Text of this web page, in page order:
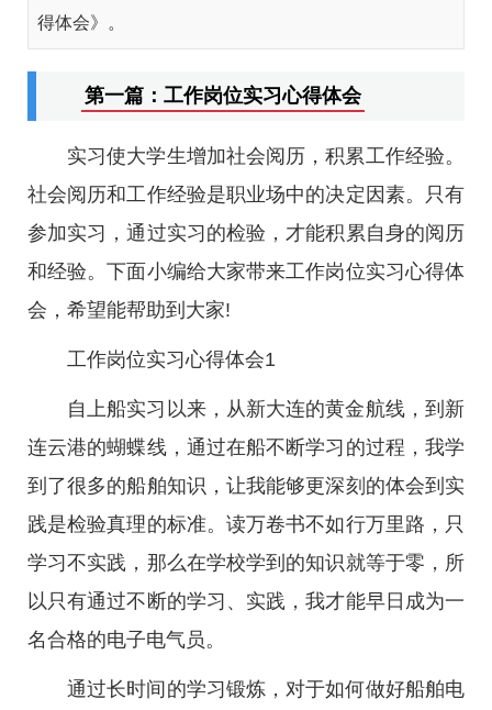
得体会》。
第一篇：工作岗位实习心得体会
实习使大学生增加社会阅历，积累工作经验。
社会阅历和工作经验是职业场中的决定因素。只有
参加实习，通过实习的检验，才能积累自身的阅历
和经验。下面小编给大家带来工作岗位实习心得体
会，希望能帮助到大家!
工作岗位实习心得体会1
自上船实习以来，从新大连的黄金航线，到新
连云港的蝴蝶线，通过在船不断学习的过程，我学
到了很多的船舶知识，让我能够更深刻的体会到实
践是检验真理的标准。读万卷书不如行万里路，只
学习不实践，那么在学校学到的知识就等于零，所
以只有通过不断的学习、实践，我才能早日成为一
名合格的电子电气员。
通过长时间的学习锻炼，对于如何做好船舶电